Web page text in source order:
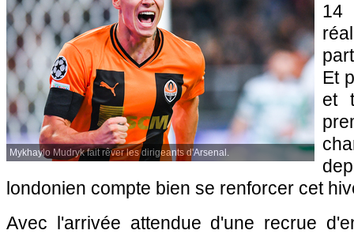
Mykhaylo Mudryk fait rêver les dirigeants d'Arsenal.
14
Et
et
londonien compte bien se renforcer cet
Avec l'arrivée attendue d'une recrue